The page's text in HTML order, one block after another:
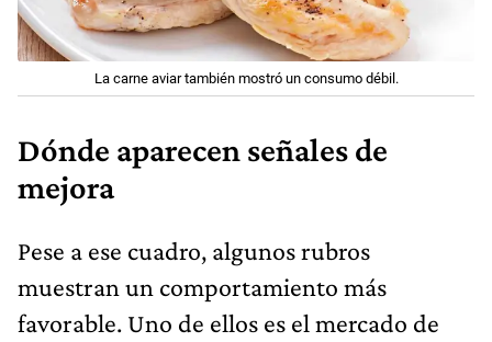
La carne aviar también mostró un consumo débil.
Dónde aparecen señales de
mejora
Pese a ese cuadro, algunos rubros
muestran un comportamiento más
favorable. Uno de ellos es el mercado de